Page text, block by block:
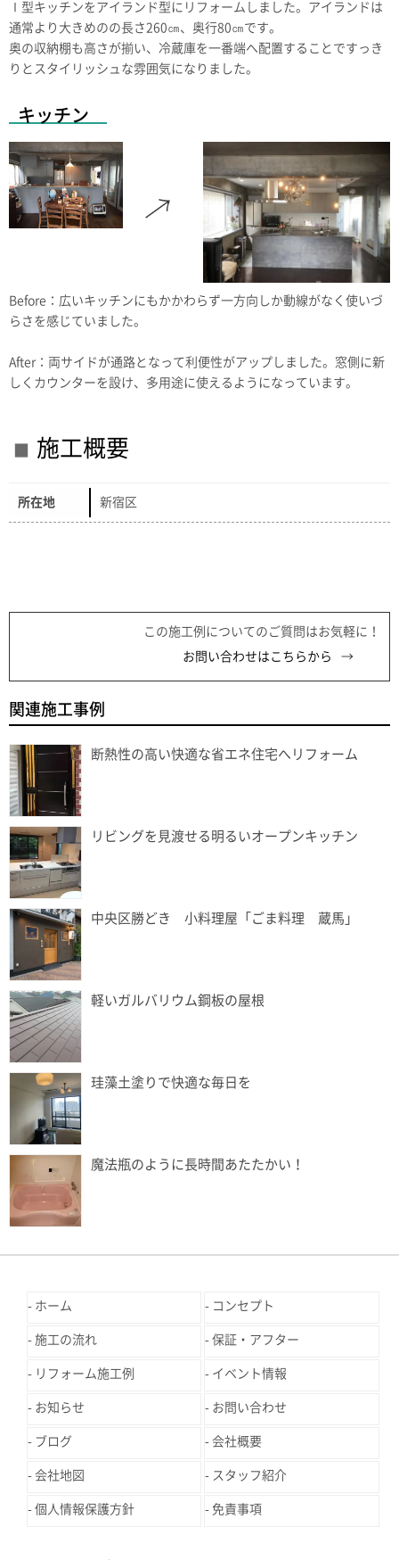
Ⅰ型キッチンをアイランド型にリフォームしました。アイランドは
通常より大きめのの長さ260㎝、奥行80㎝です。
奥の収納棚も高さが揃い、冷蔵庫を一番端へ配置することですっき
りとスタイリッシュな雰囲気になりました。
キッチン
Before：広いキッチンにもかかわらず一方向しか動線がなく使いづ
らさを感じていました。
After：両サイドが通路となって利便性がアップしました。窓側に新
しくカウンターを設け、多用途に使えるようになっています。
施工概要
所在地 新宿区
この施工例についてのご質問はお気軽に！
お問い合わせはこちらから
関連施工事例
断熱性の高い快適な省エネ住宅へリフォーム
リビングを見渡せる明るいオープンキッチン
中央区勝どき 小料理屋「ごま料理 蔵馬」
軽いガルバリウム鋼板の屋根
珪藻土塗りで快適な毎日を
魔法瓶のように長時間あたたかい！
ホーム コンセプト
施工の流れ 保証・アフター
リフォーム施工例 イベント情報
お知らせ お問い合わせ
ブログ 会社概要
会社地図 スタッフ紹介
個人情報保護方針 免責事項